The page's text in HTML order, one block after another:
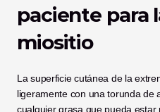
paciente para
miositio
La superficie cutánea de la
ligeramente con una torunda de
cualquier grasa que pueda estar